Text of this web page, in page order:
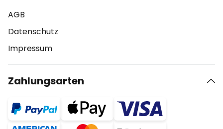
AGB
Datenschutz
Impressum
Zahlungsarten